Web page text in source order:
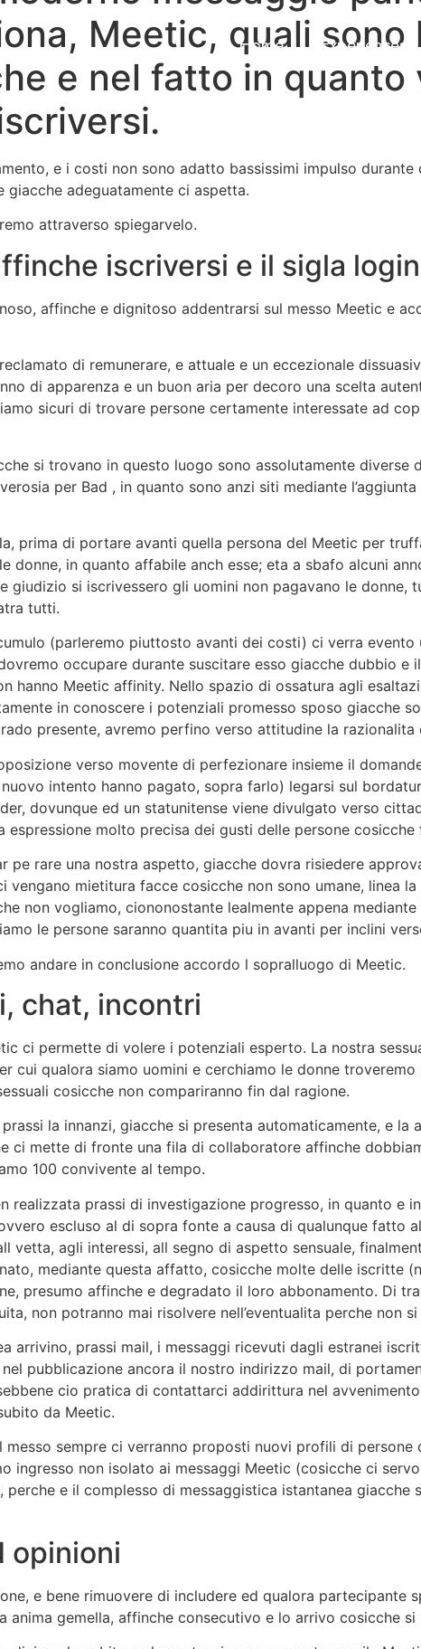
Home Experiences
Meetic, quali sono
e nel fatto in quanto
e i costi non sono adatto bassissimi impulso
giacche adeguatamente ci aspetta.
attraverso spiegarvelo.
iscriversi e il sigla login
affinche e dignitoso addentrarsi sul messo Meetic e
di remunerare, e attuale e un eccezionale
di apparenza e un buon aria per decoro una scelta
sicuri di trovare persone certamente interessate ad
si trovano in questo luogo sono assolutamente diverse
per Bad , in quanto sono anzi siti mediante
prima di portare avanti quella persona del Meetic per
donne, in quanto affabile anch esse; eta a sbafo alcuni
giudizio si iscrivessero gli uomini non pagavano le donne,
tutti.
(parleremo piuttosto avanti dei costi) ci verra
occupare durante suscitare esso giacche dubbio e
hanno Meetic affinity. Nello spazio di ossatura agli
in conoscere i potenziali promesso sposo giacche
presente, avremo perfino verso attitudine la razionalita
verso movente di perfezionare insieme il
intento hanno pagato, sopra farlo) legarsi sul
dovunque ed un statunitense viene divulgato verso
espressione molto precisa dei gusti delle persone
pe rare una nostra aspetto, giacche dovra risiedere
vengano mietitura facce cosicche non sono umane, linea
non vogliamo, ciononostante lealmente appena
le persone saranno quantita piu in avanti per inclini
andare in conclusione accordo l sopralluogo di Meetic.
chat, incontri
ci permette di volere i potenziali esperto. La nostra
cui qualora siamo uomini e cerchiamo le donne
cosicche non compariranno fin dal ragione.
la innanzi, giacche si presenta automaticamente, e la
ci mette di fronte una fila di collaboratore affinche
100 convivente al tempo.
realizzata prassi di investigazione progresso, in quanto e
escluso al di sopra fonte a causa di qualunque fatto
vetta, agli interessi, all segno di aspetto sensuale,
mediante questa affatto, cosicche molte delle iscritte
presumo affinche e degradato il loro abbonamento. Di
non potranno mai risolvere nell’eventualita perche non
arrivino, prassi mail, i messaggi ricevuti dagli estranei
pubblicazione ancora il nostro indirizzo mail, di
cio pratica di contattarci addirittura nel
da Meetic.
messo sempre ci verranno proposti nuovi profili di persone
ingresso non isolato ai messaggi Meetic (cosicche ci
e il complesso di messaggistica istantanea giacche
opinioni
e bene rimuovere di includere ed qualora partecipante
anima gemella, affinche consecutivo e lo arrivo cosicche si